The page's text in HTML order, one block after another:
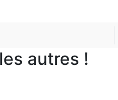
autres !